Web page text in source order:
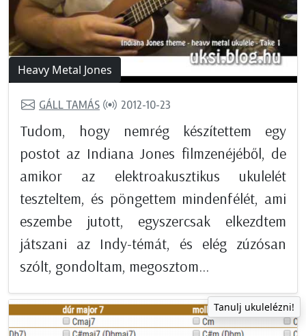
Heavy Metal Jones
GÁLL TAMÁS 2012-10-23
Tudom, hogy nemrég készítettem egy
postot az Indiana Jones filmzenéjéből, de
amikor az elektroakusztikus ukulelét
teszteltem, és pöngettem mindenfélét, ami
eszembe jutott, egyszercsak elkezdtem
játszani az Indy-témát, és elég zúzósan
szólt, gondoltam, megosztom...
Tanulj ukulelézni!